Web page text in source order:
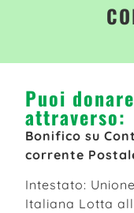
Puoi donare
attraverso:
Bonifico su
corrente
Intestato: Unione
Italiana Lotta